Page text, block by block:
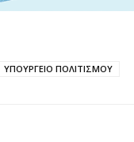
ΥΠΟΥΡΓΕΙΟ ΠΟΛΙΤΙΣΜΟΥ